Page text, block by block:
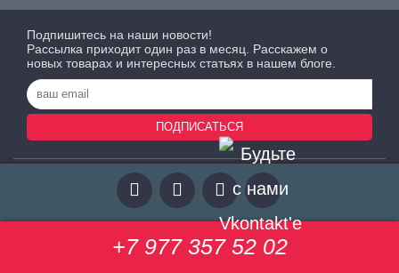
Подпишитесь на наши новости!
Рассылка приходит один раз в месяц. Расскажем о
новых товарах и интересных статьях в нашем блоге.
ПОДПИСАТЬСЯ
+7 977 357 52 02